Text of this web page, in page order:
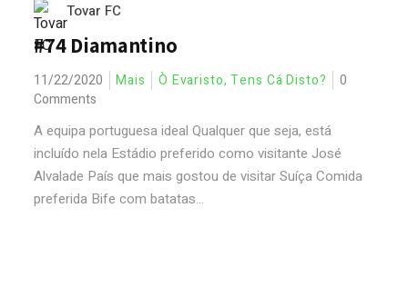
Tovar FC
#74 Diamantino
11/22/2020 Mais Ò Evaristo, Tens Cá Disto?
0
Comments
A equipa portuguesa ideal Qualquer que seja, está
incluído nela Estádio preferido como visitante José
Alvalade País que mais gostou de visitar Suíça Comida
preferida Bife com batatas...